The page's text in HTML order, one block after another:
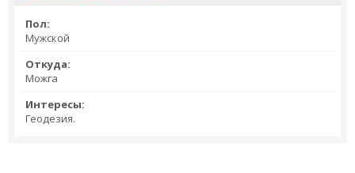
Пол:
Мужской
Откуда:
Можга
Интересы:
Геодезия.